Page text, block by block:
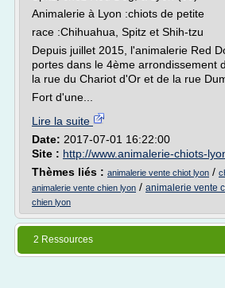
Animalerie à Lyon :chiots de petite
race :Chihuahua, Spitz et Shih-tzu
Depuis juillet 2015, l'animalerie Red
portes dans le 4ème arrondissement
la rue du Chariot d'Or et de la rue
Fort d'une...
Lire la suite
Date: 2017-07-01 16:22:00
Site : http://www.animalerie-chiots-
Thèmes liés : animalerie vente chiot lyon /
animalerie vente chien lyon / animalerie vente
chien lyon
2 Ressources